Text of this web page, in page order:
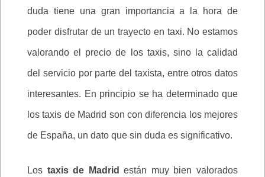
duda tiene una gran importancia a la hora de
poder disfrutar de un trayecto en taxi. No estamos
valorando el precio de los taxis, sino la calidad
del servicio por parte del taxista, entre otros datos
interesantes. En principio se ha determinado que
los taxis de Madrid son con diferencia los mejores
de España, un dato que sin duda es significativo.
Los taxis de Madridestán muy bien valorados